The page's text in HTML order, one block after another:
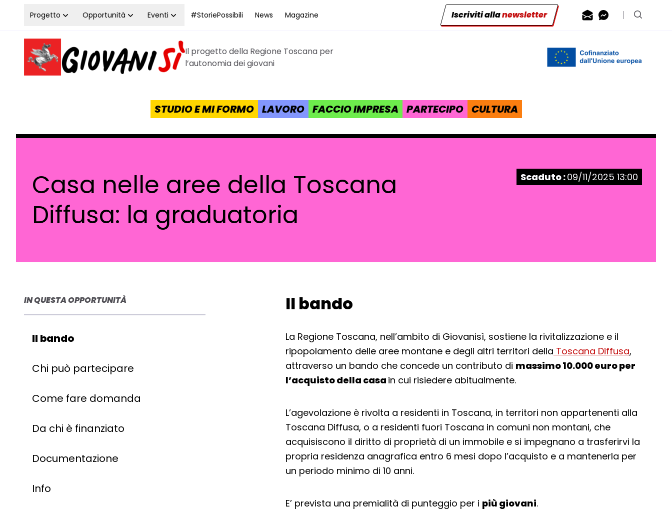
Vai al contenuto
Progetto Opportunità Eventi #StoriePossibili News Magazine Iscriviti allanewsletter Contattaci via
Contattaci
Cerca
Homepage Giovanisì - Progetto della Regione Toscana
Il progetto della Regione Toscana per
l’autonomia dei giovani
STUDIO E MI FORMO LAVORO FACCIO IMPRESA PARTECIPO CULTURA
Casa nelle aree della Toscana
Diffusa: la graduatoria
Stato:
Scaduto :09/11/2025 13:00
IN QUESTA OPPORTUNITÀ
Il bando
Chi può partecipare
Come fare domanda
Da chi è finanziato
Documentazione
Info
Il bando
La Regione Toscana, nell’ambito di Giovanisì, sostiene la rivitalizzazione e il
ripopolamento delle aree montane e degli altri territori della Toscana Diffusa,
attraverso un bando che concede un contributo di massimo 10.000 euro per
l’acquisto della casa in cui risiedere abitualmente.
L’agevolazione è rivolta a residenti in Toscana, in territori non appartenenti alla
Toscana Diffusa, o a residenti fuori Toscana in comuni non montani, che
acquisiscono il diritto di proprietà di un immobile e si impegnano a trasferirvi la
propria residenza anagrafica entro 6 mesi dopo l’acquisto e a mantenerla per
un periodo minimo di 10 anni.
E’ prevista una premialità di punteggio per i più giovani.
Torna alla navigazione